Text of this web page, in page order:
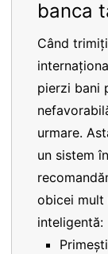
banca
Când
pierzi bani
urmare.
un sistem
obicei mult
inteligentă: